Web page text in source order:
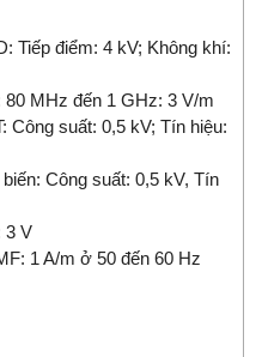
Tiếp điểm: 4 kV; Không khí:
80 MHz đến 1 GHz: 3 V/m
Công suất: 0,5 kV; Tín hiệu:
Công suất: 0,5 kV, Tín
3 V
1 A/m ở 50 đến 60 Hz